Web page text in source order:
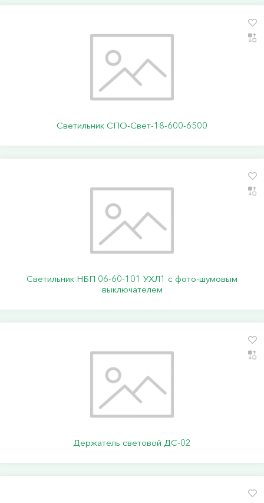
Светильник СПО-Свет-18-600-6500
Светильник НБП 06-60-101 УХЛ1 с фото-шумовым
выключателем
Держатель световой ДС-02